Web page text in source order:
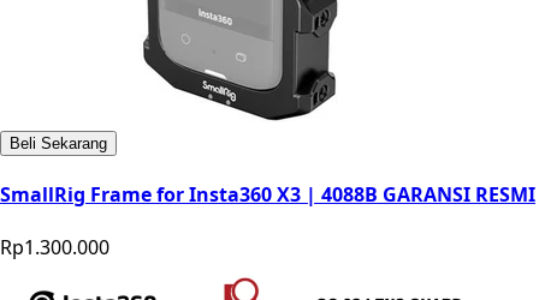
Beli Sekarang
SmallRig Frame for Insta360 X3 | 4088B GARANSI RESMI
Rp1.300.000